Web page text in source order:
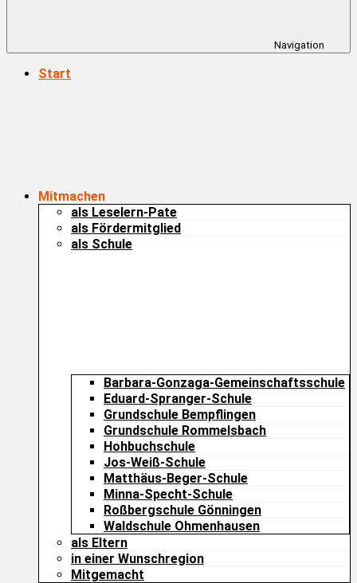
Navigation
Start
Mitmachen
als Leselern-Pate
als Fördermitglied
als Schule
Barbara-Gonzaga-Gemeinschaftsschule
Eduard-Spranger-Schule
Grundschule Bempflingen
Grundschule Rommelsbach
Hohbuchschule
Jos-Weiß-Schule
Matthäus-Beger-Schule
Minna-Specht-Schule
Roßbergschule Gönningen
Waldschule Ohmenhausen
als Eltern
in einer Wunschregion
Mitgemacht